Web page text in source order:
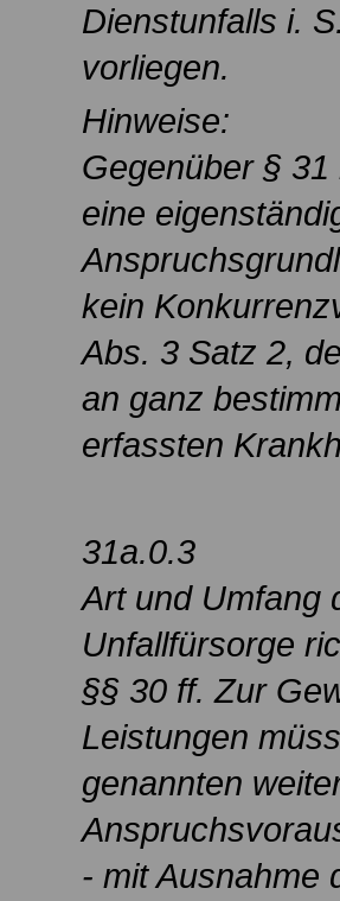
Dienstunfalls i.
vorliegen.
Hinweise:
Gegenüber §
eine
kein
Abs. 3 Satz 2,
an ganz
erfassten
31a.0.3
Art und Umfang
Unfallfürsorge
§§ 30 ff. Zur
Leistungen
genannten
- mit Ausnahme